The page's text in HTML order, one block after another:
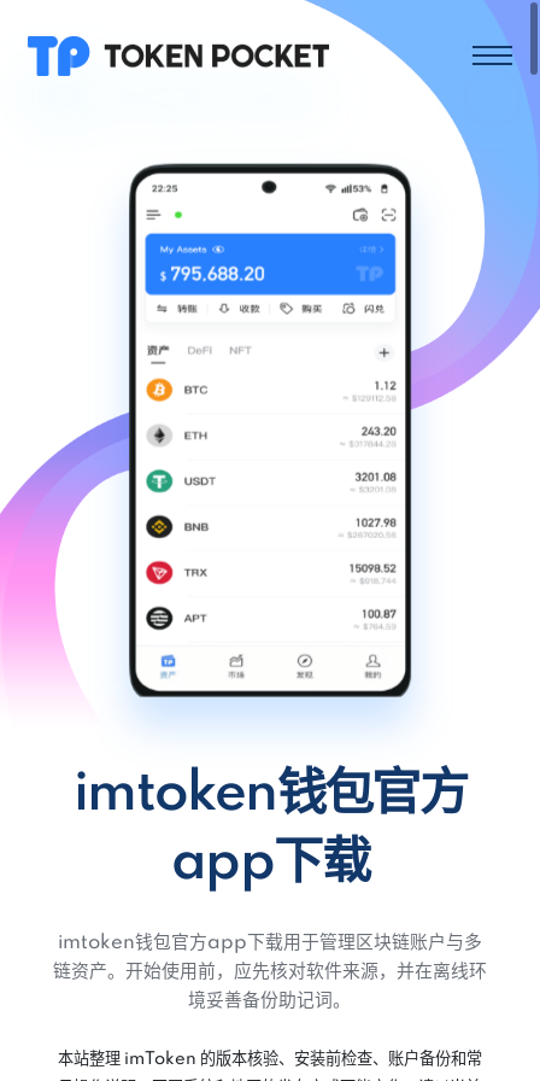
imtoken钱包官方
app下载
imtoken钱包官方app下载用于管理区块链账户与多
链资产。开始使用前，应先核对软件来源，并在离线环
境妥善备份助记词。
本站整理 imToken 的版本核验、安装前检查、账户备份和常